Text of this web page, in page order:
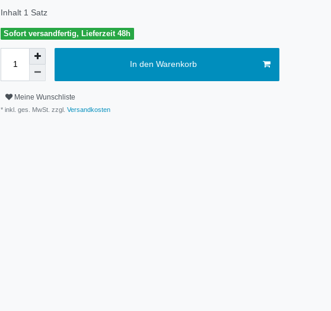
Inhalt 1 Satz
Sofort versandfertig, Lieferzeit 48h
In den Warenkorb
Meine Wunschliste
* inkl. ges. MwSt. zzgl. Versandkosten